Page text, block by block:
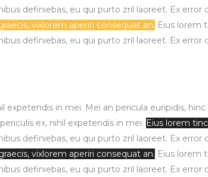
definiebas, eu qui purto zril laoreet. Ex
vixlorem aperiri consequat an. Eius lorem
definiebas, eu qui purto zril laoreet. Ex
in mei. Mei an pericula euripidis,
ex, nihil expetendis in mei. Eius lorem
definiebas, eu qui purto zril laoreet. Ex
vixlorem aperiri consequat an. Eius lorem
definiebas, eu qui purto zril laoreet. Ex